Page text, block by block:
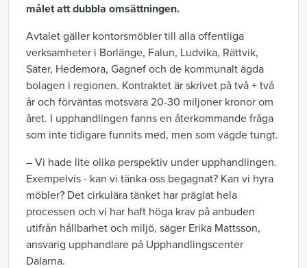
målet att dubbla omsättningen.
Avtalet gäller kontorsmöbler till alla offentliga
verksamheter i Borlänge, Falun, Ludvika, Rättvik,
Säter, Hedemora, Gagnef och de kommunalt ägda
bolagen i regionen. Kontraktet är skrivet på två + två
år och förväntas motsvara 20-30 miljoner kronor om
året. I upphandlingen fanns en återkommande fråga
som inte tidigare funnits med, men som vägde tungt.
– Vi hade lite olika perspektiv under upphandlingen.
Exempelvis - kan vi tänka oss begagnat? Kan vi hyra
möbler? Det cirkulära tänket har präglat hela
processen och vi har haft höga krav på anbuden
utifrån hållbarhet och miljö, säger Erika Mattsson,
ansvarig upphandlare på Upphandlingscenter
Dalarna.